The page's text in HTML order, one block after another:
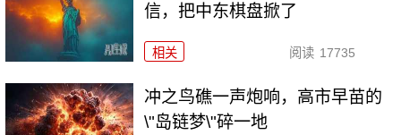
信，把中东棋盘掀了
相关 阅读 17735
冲之鸟礁一声炮响，高市早苗的
\"岛链梦\"碎一地